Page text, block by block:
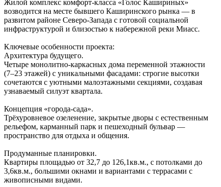
Жилой комплекс комфорт‑класса «Голос Кашириных»
возводится на месте бывшего Каширинского рынка — в
развитом районе Северо‑Запада с готовой социальной
инфраструктурой и близостью к набережной реки Миасс.
Ключевые особенности проекта:
Архитектура будущего.
Четыре монолитно‑каркасных дома переменной этажности
(7–23 этажей) с уникальными фасадами: строгие высотки
сочетаются с уютными малоэтажными секциями, создавая
узнаваемый силуэт квартала.
Концепция «города‑сада».
Трёхуровневое озеленение, закрытые дворы с естественным
рельефом, карманный парк и пешеходный бульвар —
пространство для отдыха и общения.
Продуманные планировки.
Квартиры площадью от 32,7 до 126,1кв.м., с потолками до
3,6кв.м., большими окнами и вариантами с террасами с
живописными видами.